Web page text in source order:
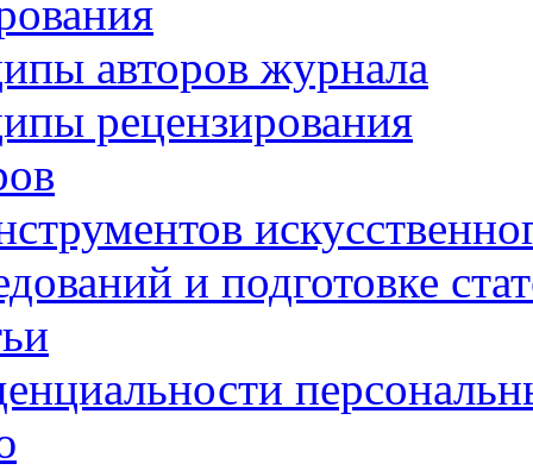
авторов журнала
рецензирования
и подготовке